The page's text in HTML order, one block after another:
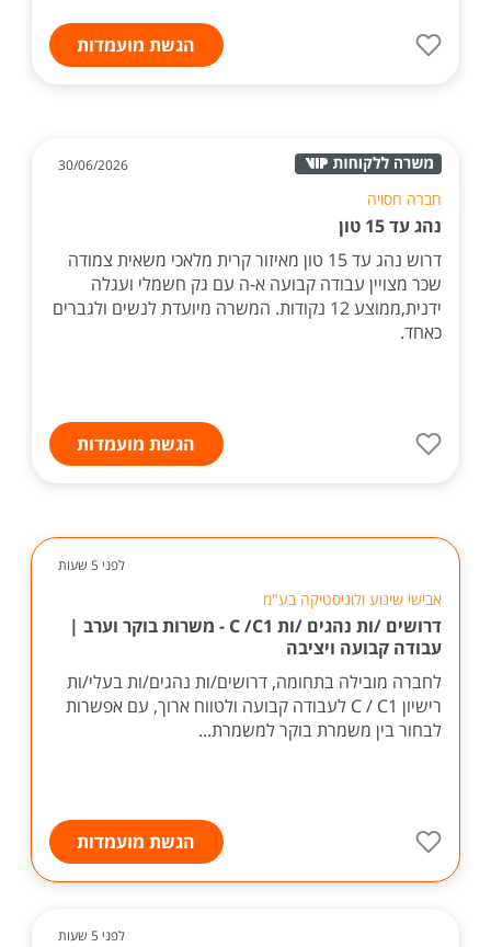
הגשת מועמדות
30/06/2026
חברה חסויה
נהג עד 15 טון
דרוש נהג עד 15 טון מאיזור קרית מלאכי משאית צמודה
שכר מצויין עבודה קבועה א-ה עם גק חשמלי ועגלה
ידנית,ממוצע 12 נקודות. המשרה מיועדת לנשים ולגברים
כאחד.
הגשת מועמדות
לפני 5 שעות
אבישי שינוע ולוגיסטיקה בע"מ
דרושים /ות נהגים /ות C /C1 - משרות בוקר וערב |
עבודה קבועה ויציבה
לחברה מובילה בתחומה, דרושים/ות נהגים/ות בעלי/ות
רישיון C / C1 לעבודה קבועה ולטווח ארוך, עם אפשרות
לבחור בין משמרת בוקר למשמרת...
הגשת מועמדות
לפני 5 שעות